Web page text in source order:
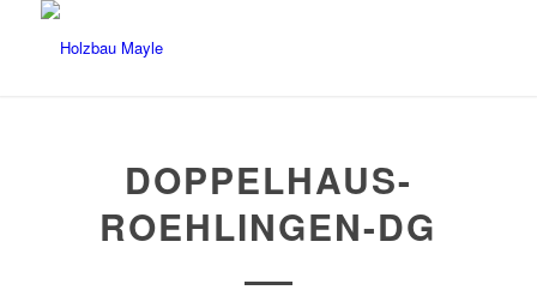
DOPPELHAUS-
ROEHLINGEN-DG